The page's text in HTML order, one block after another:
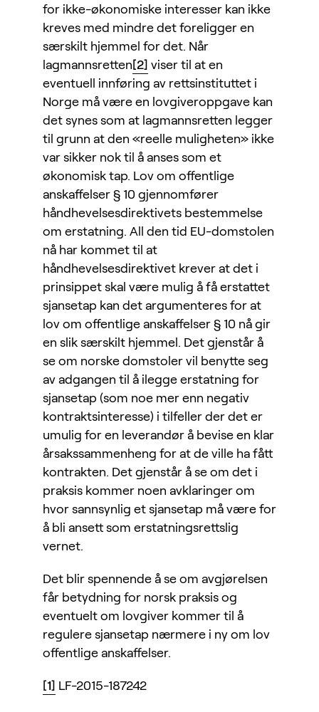
for ikke-økonomiske interesser kan ikke
kreves med mindre det foreligger en
særskilt hjemmel for det. Når
lagmannsretten[2] viser til at en
eventuell innføring av rettsinstituttet i
Norge må være en lovgiveroppgave kan
det synes som at lagmannsretten legger
til grunn at den «reelle muligheten» ikke
var sikker nok til å anses som et
økonomisk tap. Lov om offentlige
anskaffelser § 10 gjennomfører
håndhevelsesdirektivets bestemmelse
om erstatning. All den tid EU-domstolen
nå har kommet til at
håndhevelsesdirektivet krever at det i
prinsippet skal være mulig å få erstattet
sjansetap kan det argumenteres for at
lov om offentlige anskaffelser § 10 nå gir
en slik særskilt hjemmel. Det gjenstår å
se om norske domstoler vil benytte seg
av adgangen til å ilegge erstatning for
sjansetap (som noe mer enn negativ
kontraktsinteresse) i tilfeller der det er
umulig for en leverandør å bevise en klar
årsakssammenheng for at de ville ha fått
kontrakten. Det gjenstår å se om det i
praksis kommer noen avklaringer om
hvor sannsynlig et sjansetap må være for
å bli ansett som erstatningsrettslig
vernet.
Det blir spennende å se om avgjørelsen
får betydning for norsk praksis og
eventuelt om lovgiver kommer til å
regulere sjansetap nærmere i ny om lov
offentlige anskaffelser.
[1] LF-2015-187242